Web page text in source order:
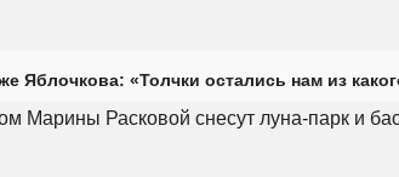
Яблочкова: «Толчки остались нам из